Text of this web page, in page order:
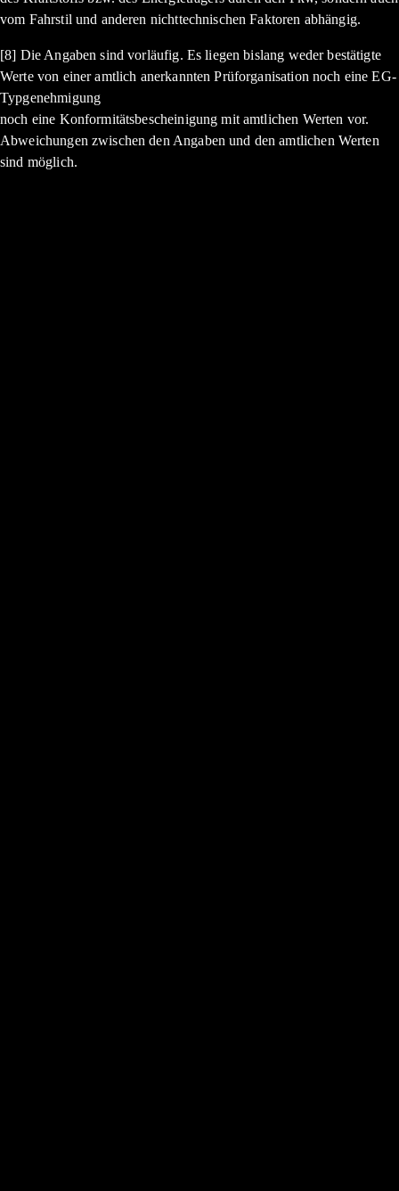
vom Fahrstil und anderen nichttechnischen Faktoren abhängig.
[8] Die Angaben sind vorläufig. Es liegen bislang weder bestätigte
Werte von einer amtlich anerkannten Prüforganisation noch eine EG-
Typgenehmigung
noch eine Konformitätsbescheinigung mit amtlichen Werten vor.
Abweichungen zwischen den Angaben und den amtlichen Werten
sind möglich.